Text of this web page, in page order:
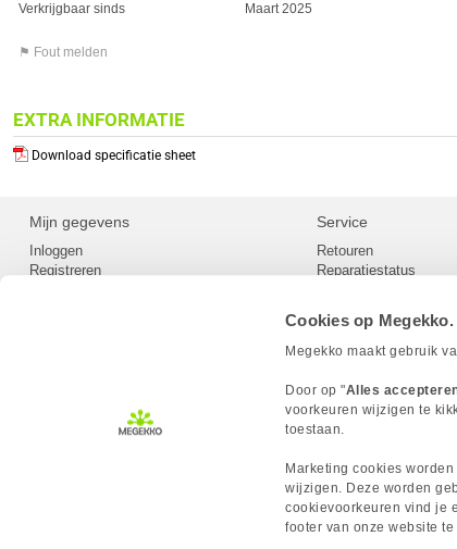
Cookies op Megekko.
Megekko maakt gebruik
Door op "Alles
voorkeuren wijzigen te
toestaan.
Marketing cookies
wijzigen. Deze worden
cookievoorkeuren vind je
footer van onze website te
Verkrijgbaar sinds
Maart 2025
⚑ Fout melden
EXTRA INFORMATIE
Download specificatie sheet
Mijn gegevens
Inloggen
Registreren
Service
Retouren
Reparatiestatus
Herroepingsrecht
Betaalmethoden
Megekko builds
Toegankelijkheid